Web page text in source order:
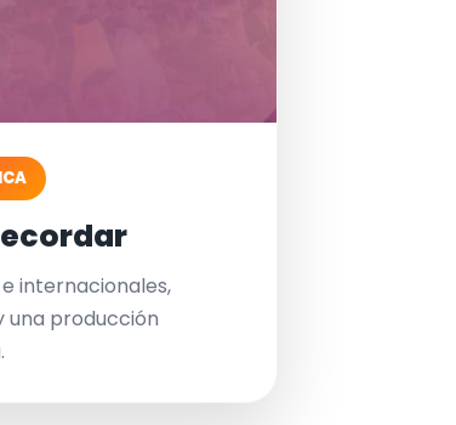
internacionales,
una producción